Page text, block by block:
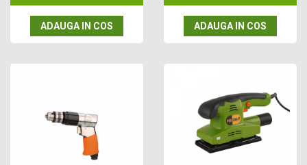
ADAUGA IN COS ADAUGA IN COS